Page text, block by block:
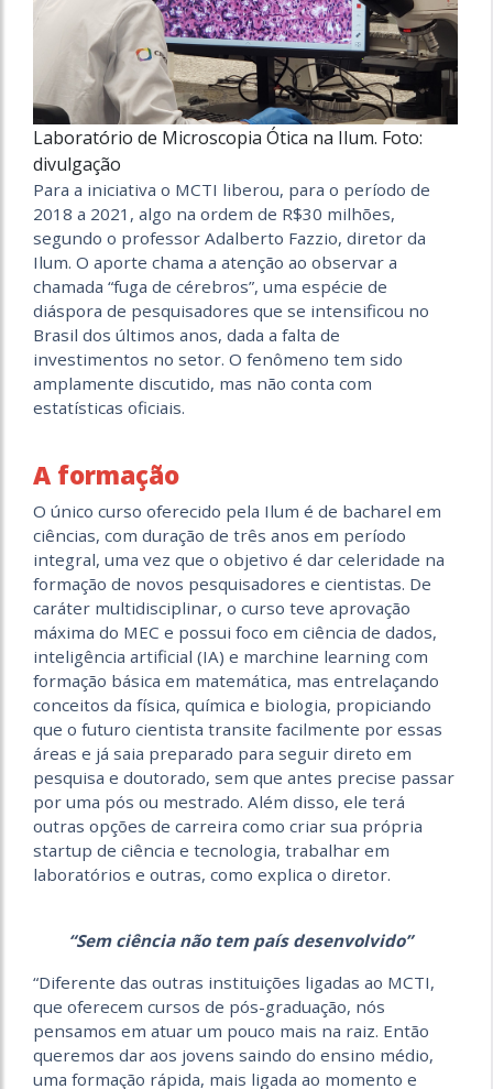
Laboratório de Microscopia Ótica na Ilum. Foto:
divulgação
Para a iniciativa o MCTI liberou, para o período de
2018 a 2021, algo na ordem de R$30 milhões,
segundo o professor Adalberto Fazzio, diretor da
Ilum. O aporte chama a atenção ao observar a
chamada “fuga de cérebros”, uma espécie de
diáspora de pesquisadores que se intensificou no
Brasil dos últimos anos, dada a falta de
investimentos no setor. O fenômeno tem sido
amplamente discutido, mas não conta com
estatísticas oficiais.
A formação
O único curso oferecido pela Ilum é de bacharel em
ciências, com duração de três anos em período
integral, uma vez que o objetivo é dar celeridade na
formação de novos pesquisadores e cientistas. De
caráter multidisciplinar, o curso teve aprovação
máxima do MEC e possui foco em ciência de dados,
inteligência artificial (IA) e marchine learning com
formação básica em matemática, mas entrelaçando
conceitos da física, química e biologia, propiciando
que o futuro cientista transite facilmente por essas
áreas e já saia preparado para seguir direto em
pesquisa e doutorado, sem que antes precise passar
por uma pós ou mestrado. Além disso, ele terá
outras opções de carreira como criar sua própria
startup de ciência e tecnologia, trabalhar em
laboratórios e outras, como explica o diretor.
“Sem ciência não tem país desenvolvido”
“Diferente das outras instituições ligadas ao MCTI,
que oferecem cursos de pós-graduação, nós
pensamos em atuar um pouco mais na raiz. Então
queremos dar aos jovens saindo do ensino médio,
uma formação rápida, mais ligada ao momento e